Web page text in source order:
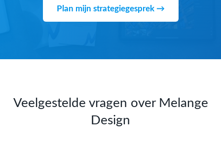
Plan mijn strategiegesprek →
Veelgestelde vragen over Melange
Design